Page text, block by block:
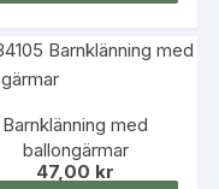
Barnklänning med
ballongärmar
47,00 kr